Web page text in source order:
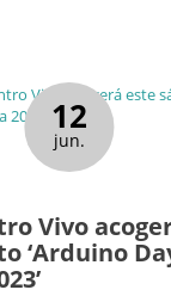
12
jun.
Vivo
‘Arduino